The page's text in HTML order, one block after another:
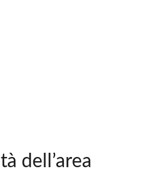
dell’area